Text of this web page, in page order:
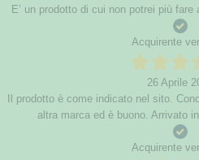
E’ un prodotto di cui non potrei più
Acquirente
26 Aprile
Il prodotto è come indicato nel sito.
altra marca ed è buono. Arrivato
Acquirente